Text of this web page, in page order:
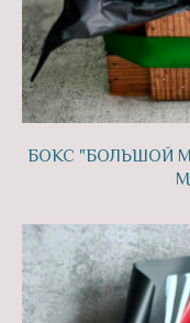
БОКС "БОЛЬШОЙ
И МЫ